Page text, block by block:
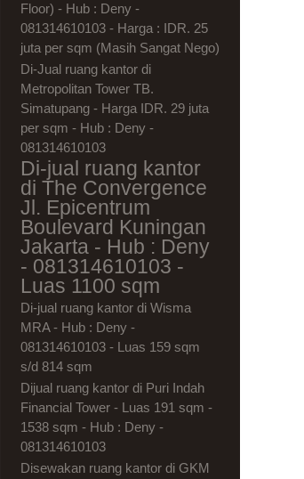
Floor) - Hub : Deny -
081314610103 - Harga : IDR. 25
juta per sqm (Masih Sangat Nego)
Di-Jual ruang kantor di
Metropolitan Tower TB.
Simatupang - Harga IDR. 29 juta
per sqm - Hub : Deny -
081314610103
Di-jual ruang kantor
di The Convergence
Jl. Epicentrum
Boulevard Kuningan
Jakarta - Hub : Deny
- 081314610103 -
Luas 1100 sqm
Di-jual ruang kantor di Wisma
MRA - Hub : Deny -
081314610103 - Luas 159 sqm
s/d 814 sqm
Dijual ruang kantor di Puri Indah
Financial Tower - Luas 191 sqm -
1538 sqm - Hub : Deny -
081314610103
Disewakan ruang kantor di GKM